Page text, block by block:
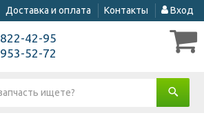
Доставка и оплата Контакты Вход
822-42-95
953-52-72